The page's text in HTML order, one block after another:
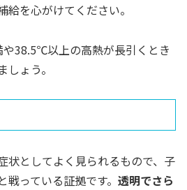
を心がけてください。
や38.5℃以上の高熱が長引くとき
ょう。
状としてよく見られるもので、子
っている証拠です。 透明でさら